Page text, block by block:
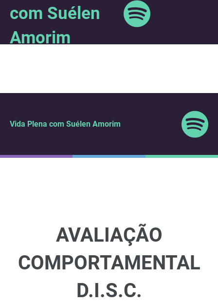
com Suélen
Amorim
Vida Plena com Suélen Amorim
AVALIAÇÃO
COMPORTAMENTAL
D.I.S.C.